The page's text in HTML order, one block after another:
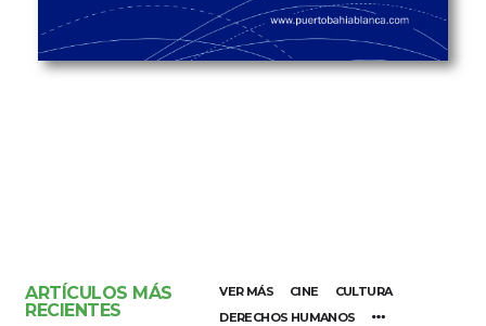
ARTÍCULOS MÁS
RECIENTES
VER MÁS CINE
CULTURA
DERECHOS HUMANOS